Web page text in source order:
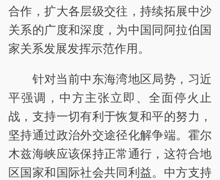
合作，扩大各层级交往，持续拓展中沙
关系的广度和深度，为中国同阿拉伯国
家关系发展发挥示范作用。
针对当前中东海湾地区局势，习近
平强调，中方主张立即、全面停火止
战，支持一切有利于恢复和平的努力，
坚持通过政治外交途径化解争端。霍尔
木兹海峡应该保持正常通行，这符合地
区国家和国际社会共同利益。中方支持